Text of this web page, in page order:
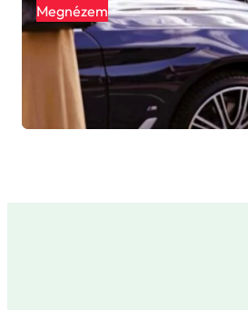
Megnézem